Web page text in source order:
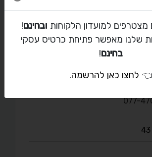
עם מנשה
למועדון הלקוחות ובחינם!
שלנו מאפשר פתיחת כרטיס עסקי
בחינם!
לחצו כאן להרשמה.